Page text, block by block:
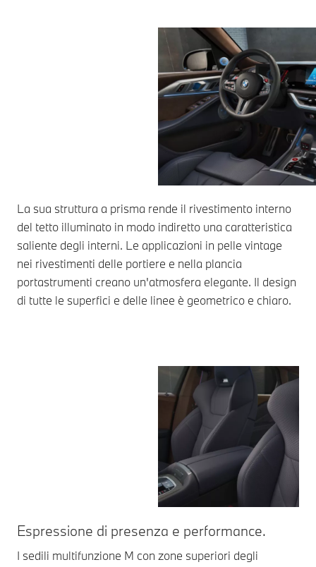
La sua struttura a prisma rende il rivestimento interno
del tetto illuminato in modo indiretto una caratteristica
saliente degli interni. Le applicazioni in pelle vintage
nei rivestimenti delle portiere e nella plancia
portastrumenti creano un'atmosfera elegante. Il design
di tutte le superfici e delle linee è geometrico e chiaro.
Espressione di presenza e performance.
I sedili multifunzione M con zone superiori degli